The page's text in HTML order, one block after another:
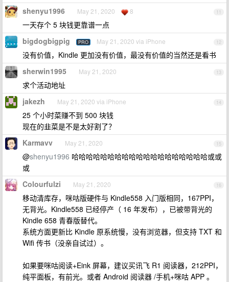
11
shenyu1996 May 21, 2020 8
一天存个 5 块钱更靠谱一点
12
bigdogbigpig PRO May 21, 2020 via iPhone
没有价值，Kindle 更加没有价值，最没有价值的当然还是看书
13
sherwin1995 May 21, 2020
求个活动地址
14
jakezh May 21, 2020 via iPhone
25 个小时菜赚不到 500 块钱
现在的韭菜是不是太好割了？
15
Karmavv May 21, 2020
@shenyu1996 哈哈哈哈哈哈哈哈哈哈哈哈哈哈哈哈哈哈哈或或
或
16
Colourfulzi May 21, 2020
移动清库存，咪咕版硬件与 Kindle558 入门版相同，167PPI，
无背光。Kindle558 已经停产（ 16 年发布），已被带背光的
Kindle 658 青春版替代。
系统方面更新比 Kindle 原系统慢，没有浏览器，但支持 TXT 和
Wifi 传书（没亲自试过）。
如果要咪咕阅读+Eink 屏幕，建议买讯飞 R1 阅读器，212PPI，
纯平面板，有前光。或者 Android 阅读器 /手机+咪咕 APP 。